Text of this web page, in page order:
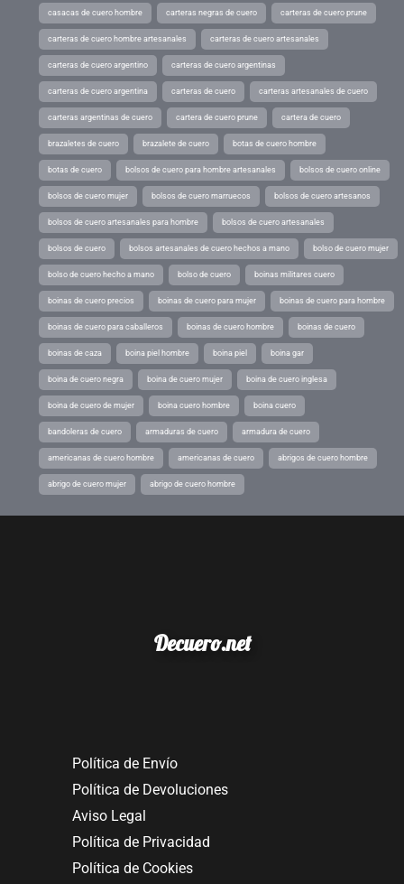
casacas de cuero hombre carteras negras de cuero carteras de cuero prune
carteras de cuero hombre artesanales carteras de cuero artesanales
carteras de cuero argentino carteras de cuero argentinas
carteras de cuero argentina carteras de cuero carteras artesanales de cuero
carteras argentinas de cuero cartera de cuero prune cartera de cuero
brazaletes de cuero brazalete de cuero botas de cuero hombre
botas de cuero bolsos de cuero para hombre artesanales bolsos de cuero online
bolsos de cuero mujer bolsos de cuero marruecos bolsos de cuero artesanos
bolsos de cuero artesanales para hombre bolsos de cuero artesanales
bolsos de cuero bolsos artesanales de cuero hechos a mano bolso de cuero mujer
bolso de cuero hecho a mano bolso de cuero boinas militares cuero
boinas de cuero precios boinas de cuero para mujer boinas de cuero para hombre
boinas de cuero para caballeros boinas de cuero hombre boinas de cuero
boinas de caza boina piel hombre boina piel boina gar
boina de cuero negra boina de cuero mujer boina de cuero inglesa
boina de cuero de mujer boina cuero hombre boina cuero
bandoleras de cuero armaduras de cuero armadura de cuero
americanas de cuero hombre americanas de cuero abrigos de cuero hombre
abrigo de cuero mujer abrigo de cuero hombre
Decuero.net
Política de Envío
Política de Devoluciones
Aviso Legal
Política de Privacidad
Política de Cookies